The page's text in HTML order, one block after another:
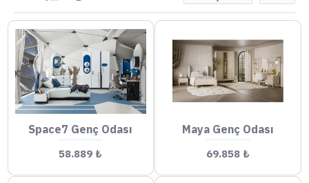
Space7 Genç Odası
58.889 ₺
Maya Genç Odası
69.858 ₺